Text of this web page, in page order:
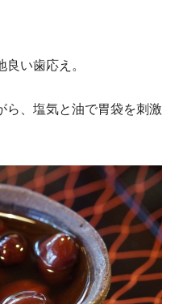
い歯応え。
ら、塩気と油で胃袋を刺激